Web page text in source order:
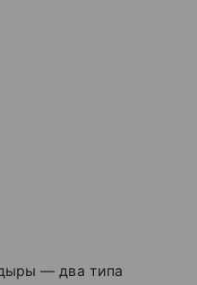
— два типа